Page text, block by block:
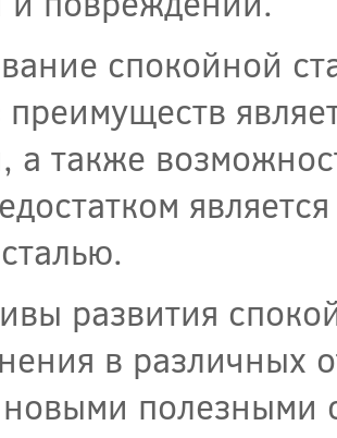
спокойной
а также
развития
в различных
новыми полезными